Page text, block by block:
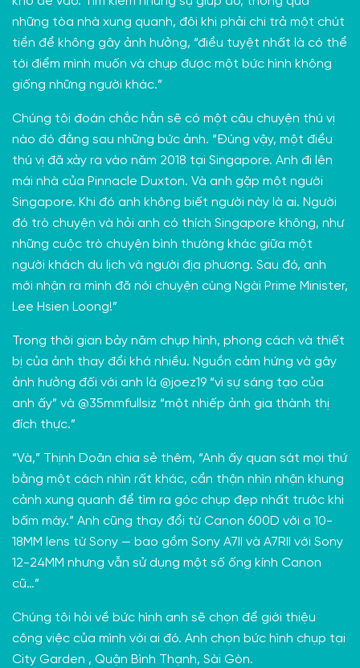
những tòa nhà xung quanh, đôi khi phải chi trả một chút
tiền để không gây ảnh hưởng, “điều tuyệt nhất là có thể
tới điểm mình muốn và chụp được một bức hình không
giống những người khác.”
Chúng tôi đoán chắc hẳn sẽ có một câu chuyện thú vị
nào đó đằng sau những bức ảnh. “Đúng vậy, một điều
thú vị đã xảy ra vào năm 2018 tại Singapore. Anh đi lên
mái nhà của Pinnacle Duxton. Và anh gặp một người
Singapore. Khi đó anh không biết người này là ai. Người
đó trò chuyện và hỏi anh có thích Singapore không, như
những cuộc trò chuyện bình thường khác giữa một
người khách du lịch và người địa phương. Sau đó, anh
mới nhận ra mình đã nói chuyện cùng Ngài Prime Minister,
Lee Hsien Loong!”
Trong thời gian bảy năm chụp hình, phong cách và thiết
bị của ảnh thay đổi khá nhiều. Nguồn cảm hứng và gây
ảnh hưởng đối với anh là @joez19 “vì sự sáng tạo của
anh ấy” và @35mmfullsiz “một nhiếp ảnh gia thành thị
đích thực.”
“Và,” Thịnh Doãn chia sẻ thêm, “Anh ấy quan sát mọi thứ
bằng một cách nhìn rất khác, cẩn thận nhìn nhận khung
cảnh xung quanh để tìm ra góc chụp đẹp nhất trước khi
bấm máy.” Anh cũng thay đổi từ Canon 600D với a 10-
18MM lens từ Sony — bao gồm Sony A7II và A7RII với Sony
12-24MM nhưng vẫn sử dụng một số ống kính Canon
cũ…”
Chúng tôi hỏi về bức hình anh sẽ chọn để giới thiệu
công việc của mình với ai đó. Anh chọn bức hình chụp tại
City Garden , Quận Bình Thạnh, Sài Gòn.